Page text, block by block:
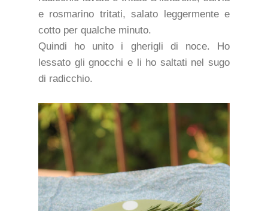
e rosmarino tritati, salato leggermente e
cotto per qualche minuto.
Quindi ho unito i gherigli di noce. Ho
lessato gli gnocchi e li ho saltati nel sugo
di radicchio.